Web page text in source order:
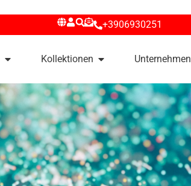
+3906930251
Kollektionen Unternehmen